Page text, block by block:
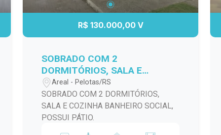
uma área de descanso. Além disso, a
que acomoda veículos com segurança.
das áreas mais desejadas de Pelotas.
Agende uma visita e venha conferir de
perto tudo o que esta casa tem a
oferecer!
R$ 130.000,00 V
SOBRADO COM 2
DORMITÓRIOS, SALA E
COZINHA BANHEIRO SOCIAL,
POSSUI PÁTIO.
Areal - Pelotas/RS
SOBRADO COM 2 DORMITÓRIOS,
SALA E COZINHA BANHEIRO SOCIAL,
POSSUI PÁTIO.